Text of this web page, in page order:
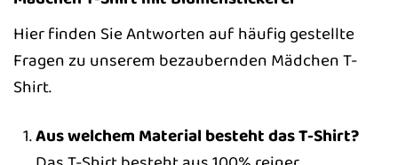
Hier finden Sie Antworten auf häufig gestellte
Fragen zu unserem bezaubernden Mädchen T-
Shirt.
Aus welchem Material besteht das T-Shirt?